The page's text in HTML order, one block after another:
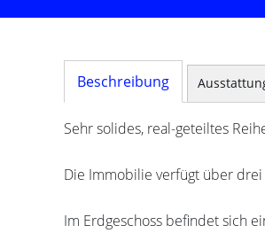
Beschreibung
Sehr solides, real-geteiltes
Die Immobilie verfügt über
Im Erdgeschoss befindet sich